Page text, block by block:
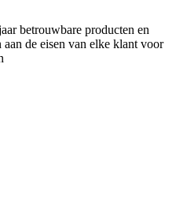
betrouwbare producten en
de eisen van elke klant voor